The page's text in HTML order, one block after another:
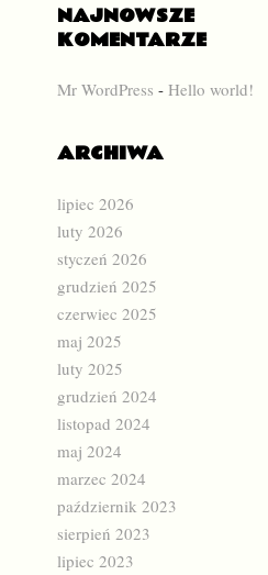
NAJNOWSZE
KOMENTARZE
Mr WordPress - Hello world!
ARCHIWA
lipiec 2026
luty 2026
styczeń 2026
grudzień 2025
czerwiec 2025
maj 2025
luty 2025
grudzień 2024
listopad 2024
maj 2024
marzec 2024
październik 2023
sierpień 2023
lipiec 2023